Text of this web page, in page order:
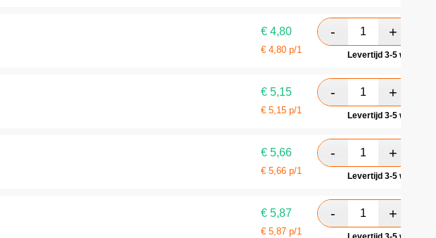
€ 4,80
€ 4,80 p/1 Levertijd 3-5
€ 5,15
€ 5,15 p/1 Levertijd 3-5
€ 5,66
€ 5,66 p/1 Levertijd 3-5
€ 5,87
€ 5,87 p/1